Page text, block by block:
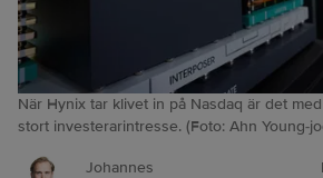
När Hynix tar klivet in på Nasdaq är det
stort investerarintresse. (Foto: Ahn Young-
Johannes